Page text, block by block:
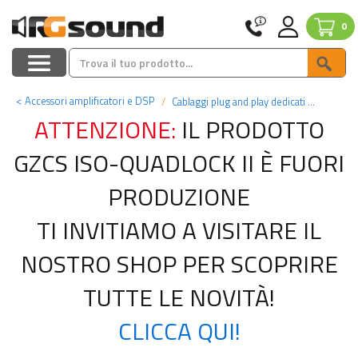
0
< Accessori amplificatori e DSP Cablaggi plug and play dedicati per processori
ATTENZIONE: IL PRODOTTO
GZCS ISO-QUADLOCK II È FUORI
PRODUZIONE
TI INVITIAMO A VISITARE IL
NOSTRO SHOP PER SCOPRIRE
TUTTE LE NOVITÀ!
CLICCA QUI!